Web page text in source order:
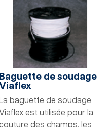
Baguette de soudage
Viaflex
La baguette de soudage
Viaflex est utilisée pour la